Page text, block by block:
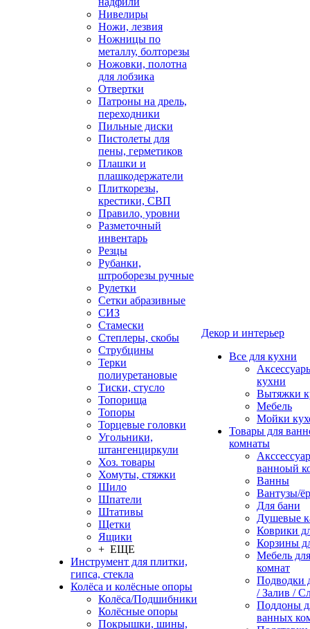
Нивелиры
Ножи, лезвия
Ножницы по
металлу, болторезы
Ножовки, полотна
для лобзика
Отвертки
Патроны на дрель,
переходники
Пильные диски
Пистолеты для
пены, герметиков
Плашки и
плашкодержатели
Плиткорезы,
крестики, СВП
Правило, уровни
Разметочный
инвентарь
Резцы
Рубанки,
штроборезы ручные
Рулетки
Сетки абразивные
СИЗ
Стамески
Степлеры, скобы
Струбцины
Терки
полиуретановые
Тиски, стусло
Топорища
Топоры
Торцевые головки
Угольники,
штангенциркули
Хоз. товары
Хомуты, стяжки
Шило
Шпатели
Штативы
Щетки
Ящики
+ ЕЩЕ
Инструмент для плитки,
гипса, стекла
Колёса и колёсные опоры
Колёса/Подшибники
Колёсные опоры
Покрышки, шины,
Декор и интерьер
Все для кухни
кухни
Вытяжки
Мебель
Мойки
Товары для
комнаты
ванноый
Ванны
Вантузы/
Для бани
Душевые
Коврики
Корзины
Мебель
комнат
Подводки
/ Залив /
Поддоны
ванных